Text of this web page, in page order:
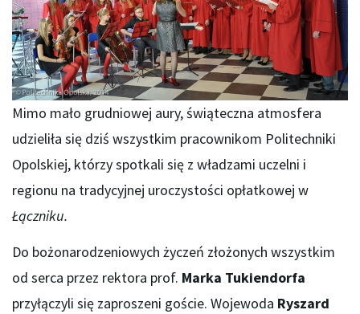
Mimo mało grudniowej aury, świąteczna atmosfera
udzieliła się dziś wszystkim pracownikom Politechniki
Opolskiej, którzy spotkali się z władzami uczelni i
regionu na tradycyjnej uroczystości opłatkowej w
Łączniku.
Do bożonarodzeniowych życzeń złożonych wszystkim
od serca przez rektora prof. Marka Tukiendorfa
przyłączyli się zaproszeni goście. Wojewoda Ryszard